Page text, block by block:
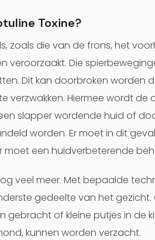
Toxine?
zoals die van de frons, het
veroorzaakt. Die
Dit kan doorbroken worden
verzwakken. Hiermee wordt
slapper wordende huid of
worden. Er moet in dit
moet een huidverbeterende
veel meer. Met bepaalde
gedeelte van het
gebracht of kleine putjes in de
kunnen worden verzacht.